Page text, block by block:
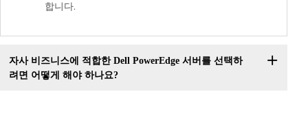
합니다.
자사 비즈니스에 적합한 Dell PowerEdge 서버를 선택하
려면 어떻게 해야 하나요?